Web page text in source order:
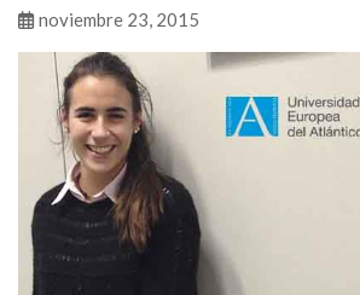
noviembre 23, 2015